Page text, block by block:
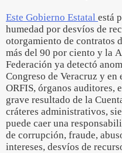
Este Gobierno Estatal está
humedad por desvíos de
otorgamiento de contratos
más del 90 por ciento y la
Federación ya detectó
Congreso de Veracruz y
ORFIS, órganos auditores,
grave resultado de la
cráteres administrativos,
puede caer una
de corrupción, fraude,
intereses, desvíos de